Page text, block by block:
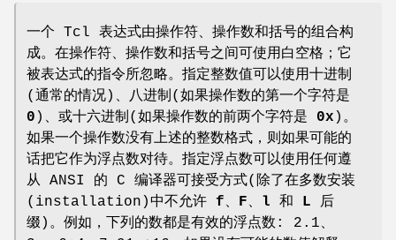
一个 Tcl 表达式由操作符、操作数和括号的组合构
成。在操作符、操作数和括号之间可使用白空格；它
被表达式的指令所忽略。指定整数值可以使用十进制
(通常的情况)、八进制(如果操作数的第一个字符是
0 )、或十六进制(如果操作数的前两个字符是 0x )。
如果一个操作数没有上述的整数格式，则如果可能的
话把它作为浮点数对待。指定浮点数可以使用任何遵
从 ANSI 的 C 编译器可接受方式(除了在多数安装
(installation)中不允许 f、 F、 l 和 L 后
缀)。例如，下列的数都是有效的浮点数: 2.1、